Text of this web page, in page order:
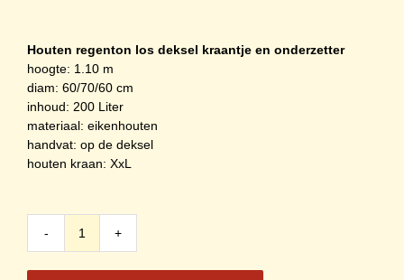
Houten regenton los deksel kraantje en onderzetter
hoogte: 1.10 m
diam: 60/70/60 cm
inhoud: 200 Liter
materiaal: eikenhouten
handvat: op de deksel
houten kraan: XxL
Houten